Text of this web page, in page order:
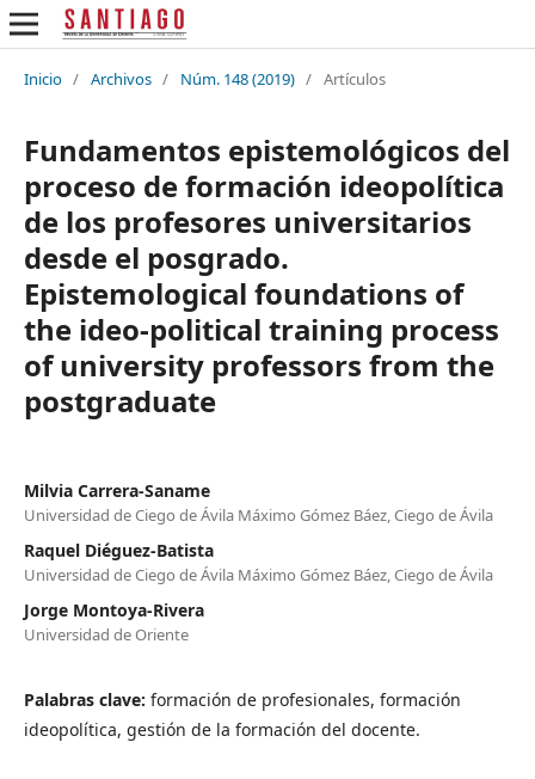
Inicio / Archivos / Núm. 148 (2019) / Artículos
Fundamentos epistemológicos del
proceso de formación ideopolítica
de los profesores universitarios
desde el posgrado.
Epistemological foundations of
the ideo-political training process
of university professors from the
postgraduate
Milvia Carrera-Saname
Universidad de Ciego de Ávila Máximo Gómez Báez, Ciego de Ávila
Raquel Diéguez-Batista
Universidad de Ciego de Ávila Máximo Gómez Báez, Ciego de Ávila
Jorge Montoya-Rivera
Universidad de Oriente
Palabras clave: formación de profesionales, formación
ideopolítica, gestión de la formación del docente.